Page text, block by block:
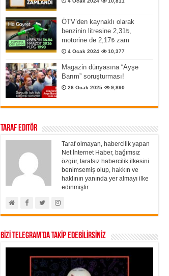
ÖTV’den kaynaklı olarak
benzinin litresine 2,31₺,
motorine de 2,17₺ zam
4 Ocak 2024 10,377
Magazin dünyasına “Ayşe
Barım” soruşturması!
26 Ocak 2025 9,890
Taraf Editör
Taraf olmayan, habercilik yapan
Net İnternet Haber, bağımsız
özgür, tarafsız habercilik ilkesini
benimsemiş olup, hakkın ve
haklının yanında yer almayı ilke
edinmiştir.
BİZİ TELEGRAM’DA TAKİP EDEBİLİRSİNİZ